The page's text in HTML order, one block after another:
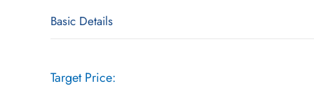
Basic Details
Target Price: